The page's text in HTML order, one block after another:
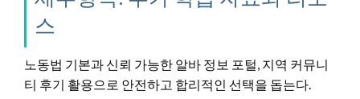
스
노동법 기본과 신뢰 가능한 알바 정보 포털, 지역 커뮤니
티 후기 활용으로 안전하고 합리적인 선택을 돕는다.